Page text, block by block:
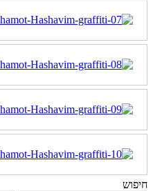
חיפוש